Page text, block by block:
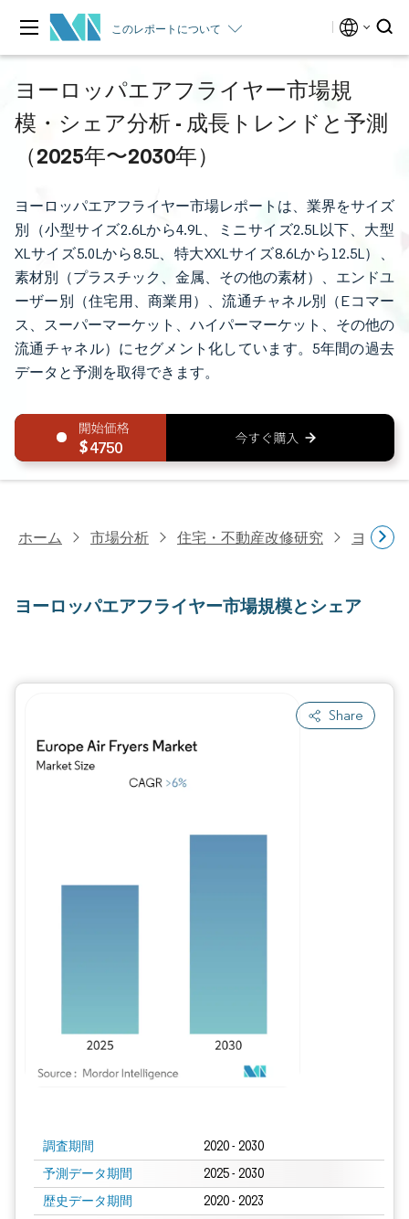
このレポートについて
ヨーロッパエアフライヤー市場規
模・シェア分析 - 成長トレンドと予測
（2025年〜2030年）
ヨーロッパエアフライヤー市場レポートは、業界をサイズ
別（小型サイズ2.6Lから4.9L、ミニサイズ2.5L以下、大型
XLサイズ5.0Lから8.5L、特大XXLサイズ8.6Lから12.5L）、
素材別（プラスチック、金属、その他の素材）、エンドユ
ーザー別（住宅用、商業用）、流通チャネル別（Eコマー
ス、スーパーマーケット、ハイパーマーケット、その他の
流通チャネル）にセグメント化しています。5年間の過去
データと予測を取得できます。
4750
ホーム 市場分析 住宅・不動産改修研究 ヨーロ
ヨーロッパエアフライヤー市場規模とシェア
Share
調査期間 2020 - 2030
予測データ期間 2025 - 2030
歴史データ期間 2020 - 2023